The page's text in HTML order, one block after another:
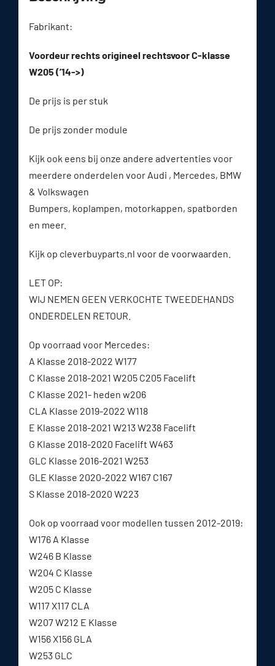
Fabrikant:
Voordeur rechts origineel rechtsvoor C-klasse
W205 (’14->)
De prijs is per stuk
De prijs zonder module
Kijk ook eens bij onze andere advertenties voor
meerdere onderdelen voor Audi , Mercedes, BMW
& Volkswagen
Bumpers, koplampen, motorkappen, spatborden
en meer.
Kijk op cleverbuyparts.nl voor de voorwaarden.
LET OP:
WIJ NEMEN GEEN VERKOCHTE TWEEDEHANDS
ONDERDELEN RETOUR.
Op voorraad voor Mercedes:
A Klasse 2018-2022 W177
C Klasse 2018-2021 W205 C205 Facelift
C Klasse 2021- heden w206
CLA Klasse 2019-2022 W118
E Klasse 2018-2021 W213 W238 Facelift
G Klasse 2018-2020 Facelift W463
GLC Klasse 2016-2021 W253
GLE Klasse 2020-2022 W167 C167
S Klasse 2018-2020 W223
Ook op voorraad voor modellen tussen 2012-2019:
W176 A Klasse
W246 B Klasse
W204 C Klasse
W205 C Klasse
W117 X117 CLA
W207 W212 E Klasse
W156 X156 GLA
W253 GLC